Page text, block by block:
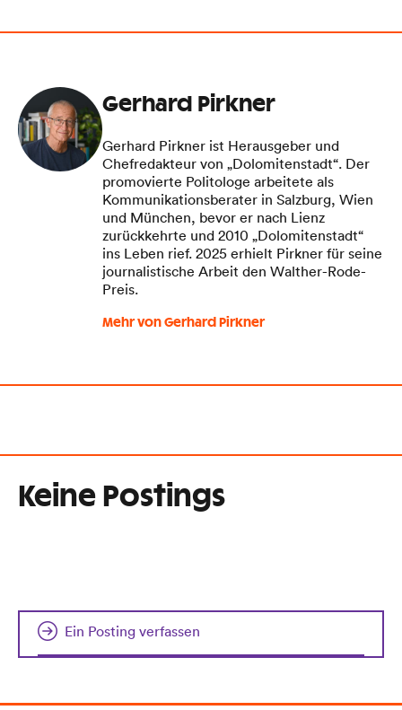
Gerhard Pirkner
Gerhard Pirkner ist Herausgeber und
Chefredakteur von „Dolomitenstadt“. Der
promovierte Politologe arbeitete als
Kommunikationsberater in Salzburg, Wien
und München, bevor er nach Lienz
zurückkehrte und 2010 „Dolomitenstadt“
ins Leben rief. 2025 erhielt Pirkner für seine
journalistische Arbeit den Walther-Rode-
Preis.
Mehr von Gerhard Pirkner
Keine Postings
Ein Posting verfassen